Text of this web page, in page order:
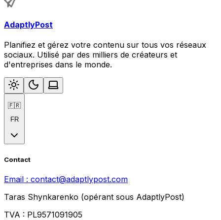
AdaptlyPost
Planifiez et gérez votre contenu sur tous vos réseaux
sociaux. Utilisé par des milliers de créateurs et
d'entreprises dans le monde.
🇫🇷
FR
Contact
Email : contact@adaptlypost.com
Taras Shynkarenko (opérant sous AdaptlyPost)
TVA : PL9571091905